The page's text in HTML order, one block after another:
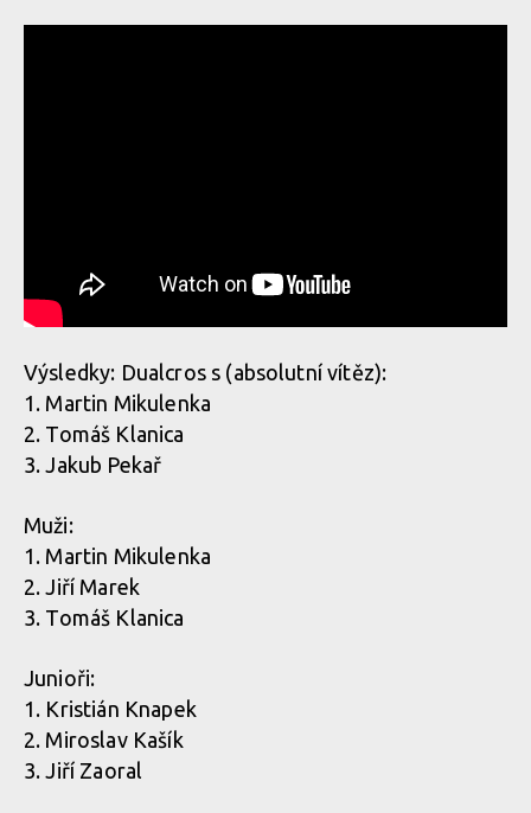
Výsledky: Dualcros s (absolutní vítěz):
1. Martin Mikulenka
2. Tomáš Klanica
3. Jakub Pekař
Muži:
1. Martin Mikulenka
2. Jiří Marek
3. Tomáš Klanica
Junioři:
1. Kristián Knapek
2. Miroslav Kašík
3. Jiří Zaoral